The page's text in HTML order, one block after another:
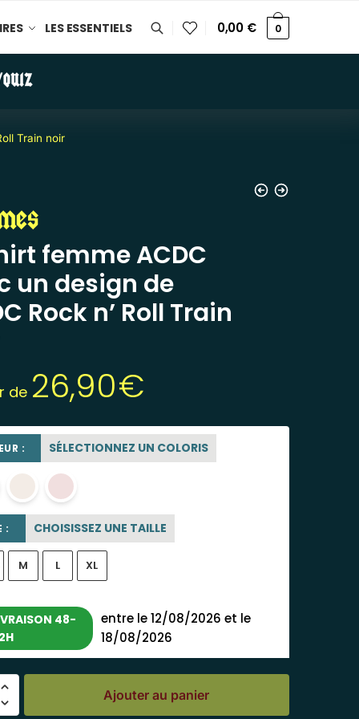
LES ESSENTIELS 0,00 € 0
QUIZ
Train noir
femme ACDC
un design de
Rock n’ Roll Train
de 26,90€
: SÉLECTIONNEZ UN COLORIS
blanc
: CHOISISSEZ UNE TAILLE
M L XL
48-
entre le 12/08/2026 et le
18/08/2026
Ajouter au panier